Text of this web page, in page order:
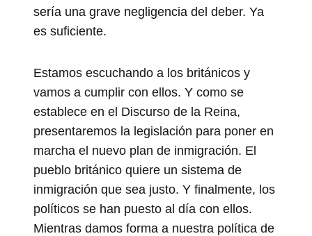
sería una grave negligencia del deber. Ya
es suficiente.
Estamos escuchando a los británicos y
vamos a cumplir con ellos. Y como se
establece en el Discurso de la Reina,
presentaremos la legislación para poner en
marcha el nuevo plan de inmigración. El
pueblo británico quiere un sistema de
inmigración que sea justo. Y finalmente, los
políticos se han puesto al día con ellos.
Mientras damos forma a nuestra política de